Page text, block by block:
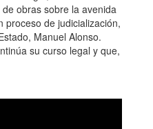
obras sobre la avenida
proceso de judicialización,
Manuel Alonso.
su curso legal y que,